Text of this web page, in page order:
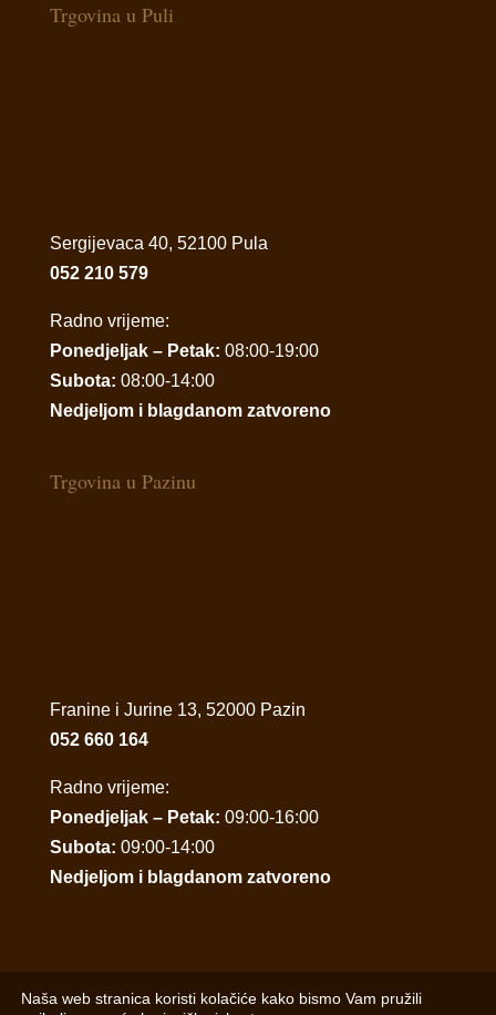
Trgovina u Puli
Sergijevaca 40, 52100 Pula
052 210 579
Radno vrijeme:
Ponedjeljak – Petak: 08:00-19:00
Subota: 08:00-14:00
Nedjeljom i blagdanom zatvoreno
Trgovina u Pazinu
Franine i Jurine 13, 52000 Pazin
052 660 164
Radno vrijeme:
Ponedjeljak – Petak: 09:00-16:00
Subota: 09:00-14:00
Nedjeljom i blagdanom zatvoreno
Naša web stranica koristi kolačiće kako bismo Vam pružili